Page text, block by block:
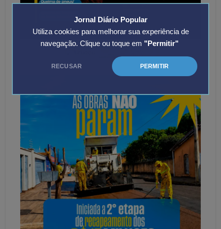
Jornal Diário Popular
Utiliza cookies para melhorar sua experiência de
navegação. Clique ou toque em "Permitir"
RECUSAR PERMITIR